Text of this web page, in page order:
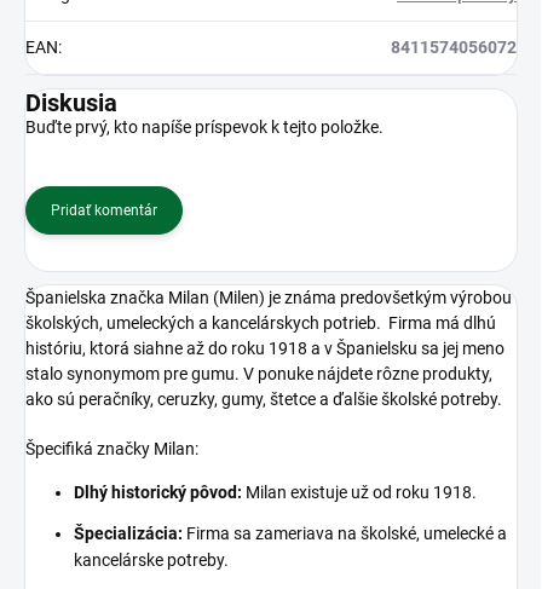
EAN: 8411574056072
Diskusia
Buďte prvý, kto napíše príspevok k tejto položke.
Pridať komentár
Španielska značka Milan (Milen) je známa predovšetkým výrobou
školských, umeleckých a kancelárskych potrieb. Firma má dlhú
históriu, ktorá siahne až do roku 1918 a v Španielsku sa jej meno
stalo synonymom pre gumu. V ponuke nájdete rôzne produkty,
ako sú peračníky, ceruzky, gumy, štetce a ďalšie školské potreby.
Špecifiká značky Milan:
Dlhý historický pôvod: Milan existuje už od roku 1918.
Špecializácia: Firma sa zameriava na školské, umelecké a
kancelárske potreby.